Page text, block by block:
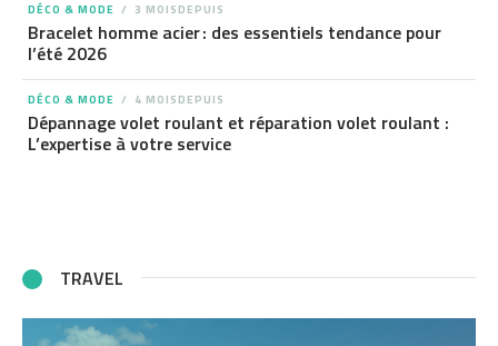
DÉCO & MODE 3 MOISDEPUIS
Bracelet homme acier : des essentiels tendance pour
l’été 2026
DÉCO & MODE 4 MOISDEPUIS
Dépannage volet roulant et réparation volet roulant :
L’expertise à votre service
TRAVEL